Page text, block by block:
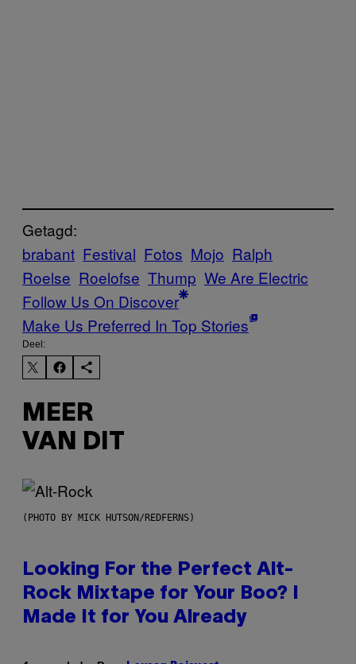
Getagd:
brabant Festival Fotos Mojo Ralph
Roelse Roelofse Thump We Are Electric
Follow Us On Discover
Make Us Preferred In Top Stories
Deel:
MEER
VAN DIT
(PHOTO BY MICK HUTSON/REDFERNS)
Looking For the Perfect Alt-
Rock Mixtape for Your Boo? I
Made It for You Already